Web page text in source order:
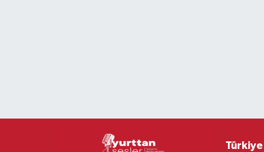
Türkiye
Süper Lig Puan Durumu ve Fikstür